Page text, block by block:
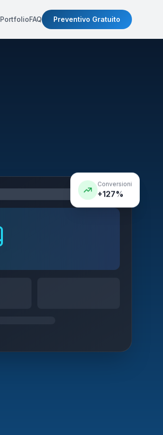
PortfolioFAQ Preventivo Gratuito
Conversioni
+127%